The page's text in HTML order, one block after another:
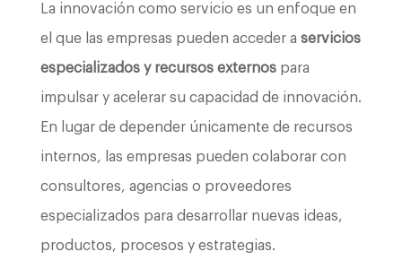
La innovación como servicio es un enfoque en
el que las empresas pueden acceder a servicios
especializados y recursos externospara
impulsar y acelerar su capacidad de innovación.
En lugar de depender únicamente de recursos
internos, las empresas pueden colaborar con
consultores, agencias o proveedores
especializados para desarrollar nuevas ideas,
productos, procesos y estrategias.